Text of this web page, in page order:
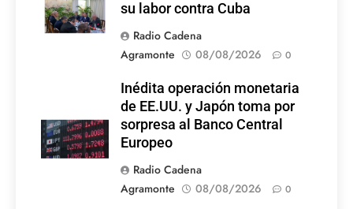
su labor contra Cuba
Radio Cadena
Agramonte
08/08/2026 0
Inédita operación monetaria
de EE.UU. y Japón toma por
sorpresa al Banco Central
Europeo
Radio Cadena
Agramonte
08/08/2026 0